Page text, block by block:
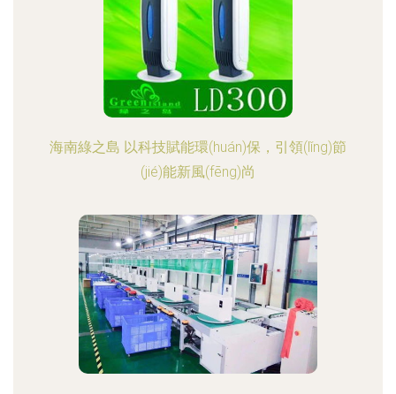
海南綠之島 以科技賦能環(huán)保，引領(lǐng)節
(jié)能新風(fēng)尚